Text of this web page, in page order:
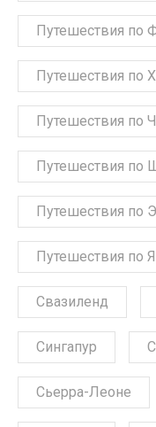
Путешествия по
Путешествия по
Путешествия по
Путешествия по
Путешествия по
Путешествия по
Свазиленд
Сингапур
Сьерра-Леоне